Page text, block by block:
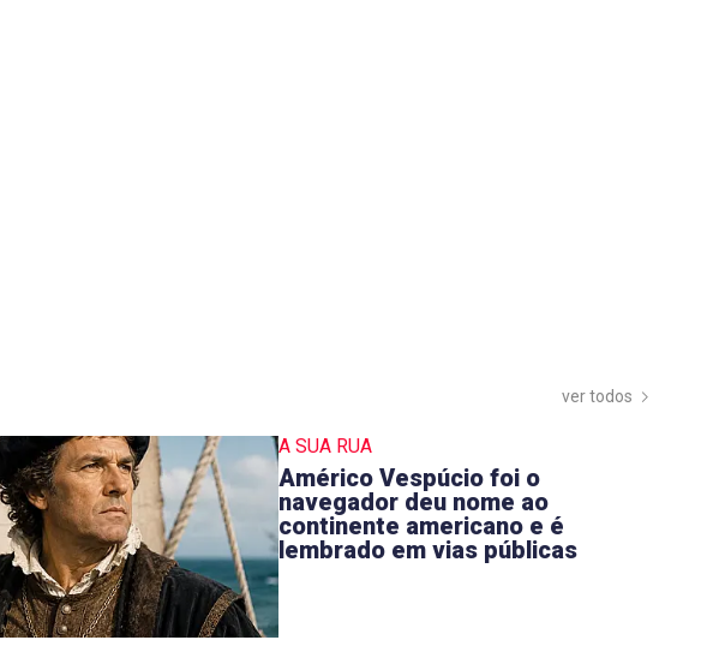
ver todos
A SUA RUA
Américo Vespúcio foi o
navegador deu nome ao
continente americano e é
lembrado em vias públicas